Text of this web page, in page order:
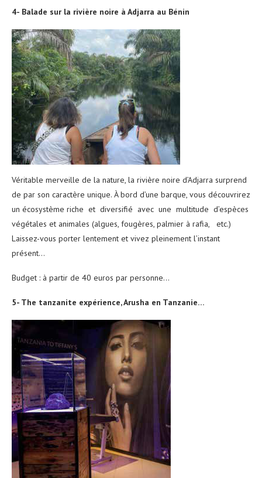
4- Balade sur la rivière noire à Adjarra au Bénin
Véritable merveille de la nature, la rivière noire d’Adjarra surprend
de par son caractère unique. À bord d’une barque, vous découvrirez
un écosystème riche et diversifié avec une multitude d’espèces
végétales et animales (algues, fougères, palmier à rafia, etc.)
Laissez-vous porter lentement et vivez pleinement l’instant
présent…
Budget : à partir de 40 euros par personne…
5- The tanzanite expérience, Arusha en Tanzanie…